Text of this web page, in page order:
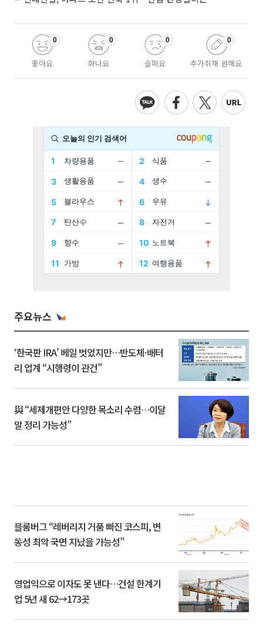
좋아요
0
화나요
0
슬퍼요
0
추가취재 원해요
0
주요뉴스
‘한국판 IRA’ 베일 벗었지만…반도체·배터
리 업계 “시행령이 관건”
與 “세제개편안 다양한 목소리 수렴…이달
말 정리 가능성”
블룸버그 “레버리지 거품 빠진 코스피, 변
동성 최악 국면 지났을 가능성”
영업익으로 이자도 못 낸다…건설 한계기
업 5년 새 62→173곳